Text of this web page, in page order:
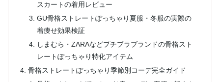
スカートの着用レビュー
GU骨格ストレートぽっちゃり夏服・冬服の実際の
着痩せ効果検証
しまむら・ZARAなどプチプラブランドの骨格スト
レートぽっちゃり特化アイテム
骨格ストレートぽっちゃり季節別コーデ完全ガイド